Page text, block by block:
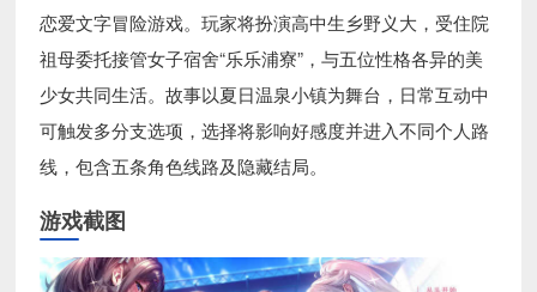
恋爱文字冒险游戏。玩家将扮演高中生乡野义大，受住院
祖母委托接管女子宿舍“乐乐浦寮”，与五位性格各异的美
少女共同生活。故事以夏日温泉小镇为舞台，日常互动中
可触发多分支选项，选择将影响好感度并进入不同个人路
线，包含五条角色线路及隐藏结局。
游戏截图